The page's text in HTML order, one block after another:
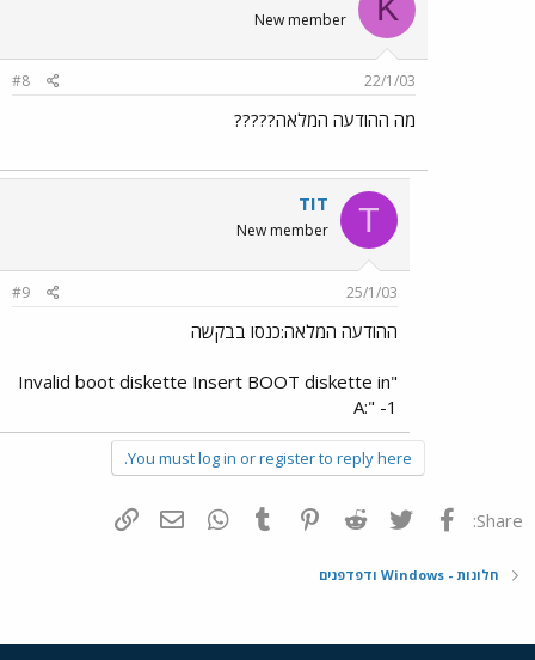
K
New member
22/1/03
#8
מה ההודעה המלאה?????
T
TIT
New member
25/1/03
#9
ההודעה המלאה:כנסו בבקשה
"Invalid boot diskette Insert BOOT diskette in
A:" -1
You must log in or register to reply here.
Share: פייסבוק Twitter
Reddit
Pinterest
Tumblr
WhatsAppדואר אלקטרוני
חלונות - Windows ודפדפנים